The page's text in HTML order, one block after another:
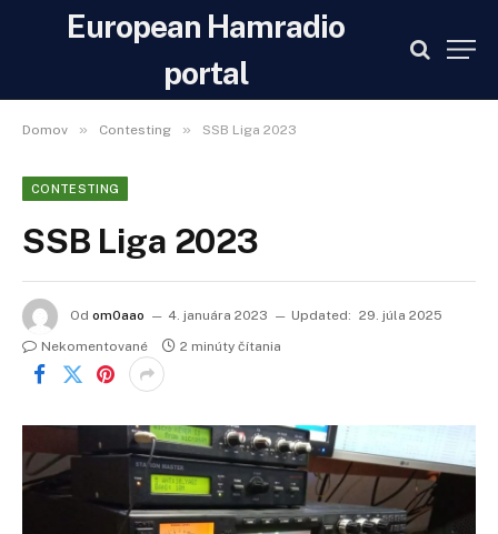
European Hamradio
portal
Domov » Contesting » SSB Liga 2023
CONTESTING
SSB Liga 2023
Od om0aao 4. januára 2023 Updated: 29. júla 2025
Nekomentované
2 minúty čítania